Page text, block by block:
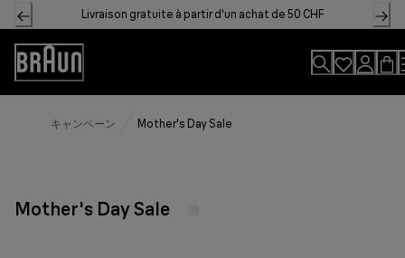
Skip
to
Content
Livraison gratuite à partir d'un achat de 50 CHF
Accessibility
Statement
キャンペーン Mother's Day Sale
Mother's Day Sale